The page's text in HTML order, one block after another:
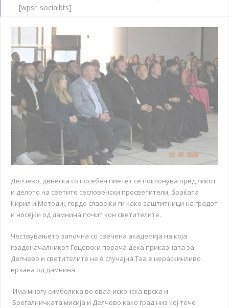
[wpsr_socialbts]
Делчево, денеска со посебен пиетет се поклонува пред ликот
и делото на светите сесловенски просветители, браќата
Кирил и Методиј, гордо славејќи ги како заштитници на градот
и носејќи од дамнина почит кон светителите.
Чествувањето започна со свечена академија на која
градоначалникот Гоцевски порача дека приказната за
Делчево и светителите не е случајна.Таа е нераскинливо
врзана од дамнина.
-Има многу симболика во оваа исконска врска и
Брегалничката мисија и Делчево како град низ кој тече